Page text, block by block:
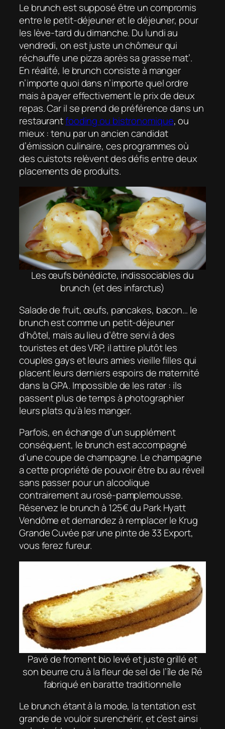
Le brunch est supposé être un compromis
entre le petit-déjeuner et le déjeuner, pour
les lève-tard du dimanche. Du lundi au
vendredi, on est juste un chômeur qui
réchauffe une pizza après sa grasse mat’.
En réalité, le brunch consiste à manger
n’importe quoi dans n’importe quel ordre
mais à payer effectivement le prix de deux
repas. Car il se prend de préférence dans un
restaurantfoodingou bistronomique, ou
mieux : tenu par un ancien candidat
d’émission culinaire, ces programmes où
des cuistots relèvent des défis entre deux
placements de produits.
Les œufs bénédicte, indissociables du
brunch (et des infarctus)
Salade de fruit, œufs, pancakes, bacon… le
brunch est comme un petit-déjeuner
d’hôtel, mais au lieu d’être servi à des
touristes et des VRP, il attire plutôt les
couples gays et leurs amies vieille filles qui
placent leurs derniers espoirs de maternité
dans la GPA. Impossible de les rater : ils
passent plus de temps à photographier
leurs plats qu’à les manger.
Parfois, en échange d’un supplément
conséquent, le brunch est accompagné
d’une coupe de champagne. Le champagne
a cette propriété de pouvoir être bu au réveil
sans passer pour un alcoolique
contrairement au rosé-pamplemousse.
Réservez le brunch à 125€ du Park Hyatt
Vendôme et demandez à remplacer le Krug
Grande Cuvée par une pinte de 33 Export,
vous ferez fureur.
Pavé de froment bio levé et juste grillé et
son beurre cru à la fleur de sel de l’île de Ré
fabriqué en baratte traditionnelle
Le brunch étant à la mode, la tentation est
grande de vouloir surenchérir, et c’est ainsi